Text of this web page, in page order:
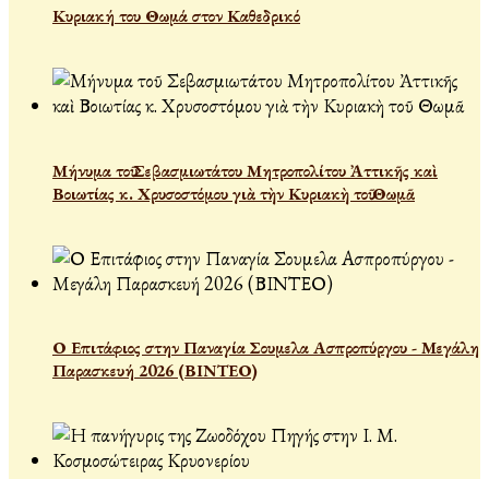
Κυριακή του Θωμά στον Καθεδρικό
Μήνυμα τοῦ Σεβασμιωτάτου Μητροπολίτου Ἀττικῆς καὶ
Βοιωτίας κ. Χρυσοστόμου γιὰ τὴν Κυριακὴ τοῦ Θωμᾶ
Ο Επιτάφιος στην Παναγία Σουμελα Ασπροπύργου - Μεγάλη
Παρασκευή 2026 (ΒΙΝΤΕΟ)